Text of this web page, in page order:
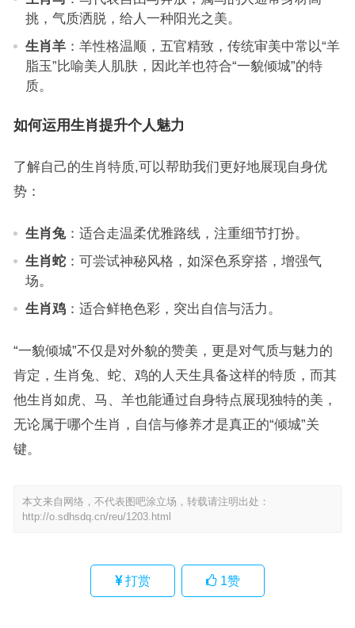
挑，气质洒脱，给人一种阳光之美。
生肖羊：羊性格温顺，五官精致，传统审美中常以“羊
脂玉”比喻美人肌肤，因此羊也符合“一貌倾城”的特
质。
如何运用生肖提升个人魅力
了解自己的生肖特质,可以帮助我们更好地展现自身优
势：
生肖兔：适合走温柔优雅路线，注重细节打扮。
生肖蛇：可尝试神秘风格，如深色系穿搭，增强气
场。
生肖鸡：适合鲜艳色彩，突出自信与活力。
“一貌倾城”不仅是对外貌的赞美，更是对气质与魅力的
肯定，生肖兔、蛇、鸡的人天生具备这样的特质，而其
他生肖如虎、马、羊也能通过自身特点展现独特的美，
无论属于哪个生肖，自信与修养才是真正的“倾城”关
键。
本文来自网络，不代表图吧涂立场，转载请注明出处：
http://o.sdhsdq.cn/reu/1203.html
打赏 1赞